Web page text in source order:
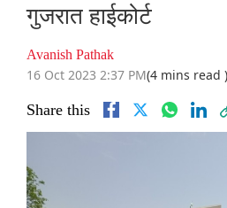
गुजरात हाईकोर्ट
Avanish Pathak
16 Oct 2023 2:37 PM(4 mins read )
Share this